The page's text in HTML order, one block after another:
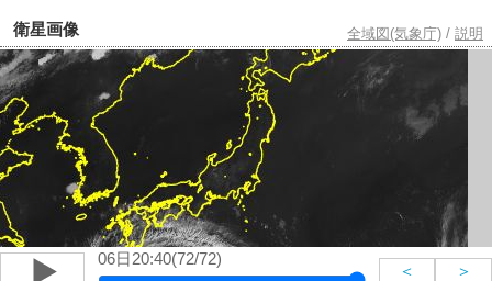
衛星画像 全域図(気象庁) / 説明
06日20:40(72/72)
＜ ＞